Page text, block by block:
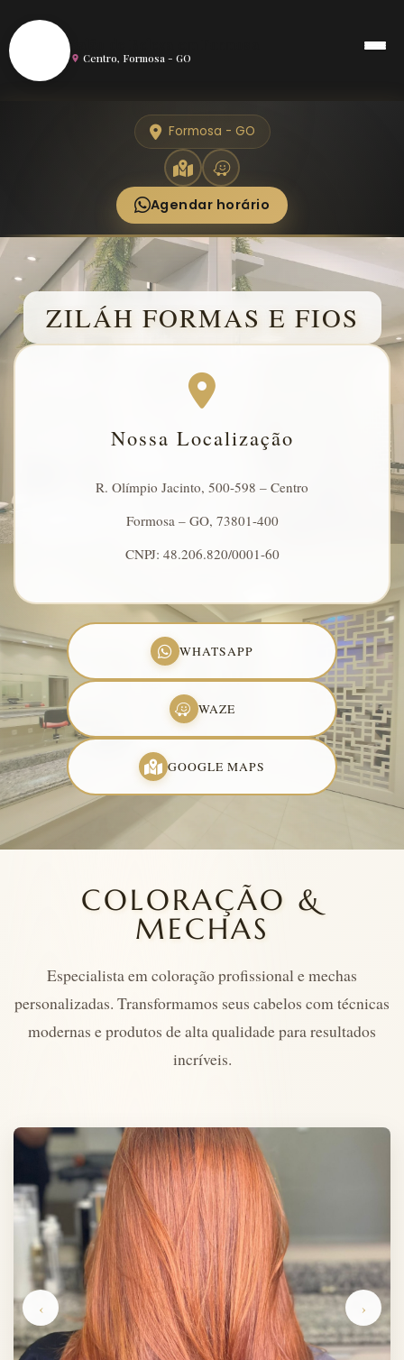
Centro, Formosa - GO
Formosa - GO
Agendar horário
ZILÁH FORMAS E FIOS
Nossa Localização
R. Olímpio Jacinto, 500-598 – Centro
Formosa – GO, 73801-400
CNPJ: 48.206.820/0001-60
WHATSAPP
WAZE
GOOGLE MAPS
COLORAÇÃO &
MECHAS
Especialista em coloração profissional e mechas
personalizadas. Transformamos seus cabelos com técnicas
modernas e produtos de alta qualidade para resultados
incríveis.
‹ ›